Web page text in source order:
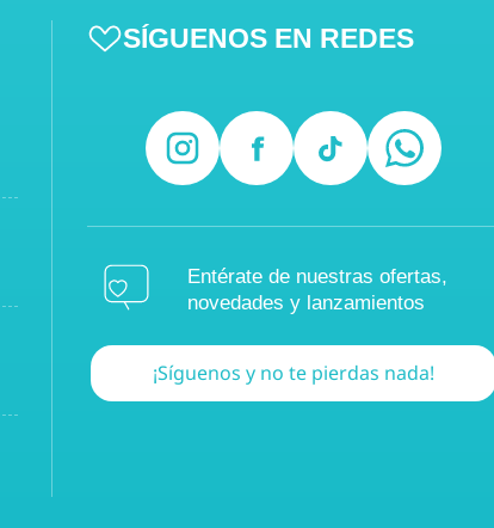
SÍGUENOS EN REDES
Entérate de nuestras ofertas,
novedades y lanzamientos
¡Síguenos y no te pierdas nada!